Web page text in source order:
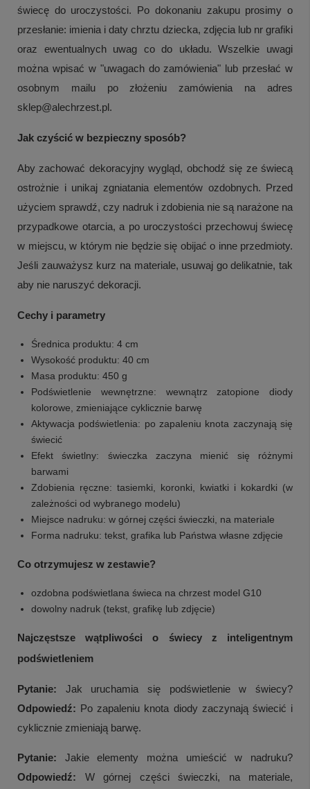
świecę do uroczystości. Po dokonaniu zakupu prosimy o
przesłanie: imienia i daty chrztu dziecka, zdjęcia lub nr grafiki
oraz ewentualnych uwag co do układu. Wszelkie uwagi
można wpisać w "uwagach do zamówienia" lub przesłać w
osobnym mailu po złożeniu zamówienia na adres
sklep@alechrzest.pl.
Jak czyścić w bezpieczny sposób?
Aby zachować dekoracyjny wygląd, obchodź się ze świecą
ostrożnie i unikaj zgniatania elementów ozdobnych. Przed
użyciem sprawdź, czy nadruk i zdobienia nie są narażone na
przypadkowe otarcia, a po uroczystości przechowuj świecę
w miejscu, w którym nie będzie się obijać o inne przedmioty.
Jeśli zauważysz kurz na materiale, usuwaj go delikatnie, tak
aby nie naruszyć dekoracji.
Cechy i parametry
Średnica produktu: 4 cm
Wysokość produktu: 40 cm
Masa produktu: 450 g
Podświetlenie wewnętrzne: wewnątrz zatopione diody
kolorowe, zmieniające cyklicznie barwę
Aktywacja podświetlenia: po zapaleniu knota zaczynają się
świecić
Efekt świetlny: świeczka zaczyna mienić się różnymi
barwami
Zdobienia ręczne: tasiemki, koronki, kwiatki i kokardki (w
zależności od wybranego modelu)
Miejsce nadruku: w górnej części świeczki, na materiale
Forma nadruku: tekst, grafika lub Państwa własne zdjęcie
Co otrzymujesz w zestawie?
ozdobna podświetlana świeca na chrzest model G10
dowolny nadruk (tekst, grafikę lub zdjęcie)
Najczęstsze wątpliwości o świecy z inteligentnym
podświetleniem
Pytanie: Jak uruchamia się podświetlenie w świecy?
Odpowiedź: Po zapaleniu knota diody zaczynają świecić i
cyklicznie zmieniają barwę.
Pytanie: Jakie elementy można umieścić w nadruku?
Odpowiedź: W górnej części świeczki, na materiale,